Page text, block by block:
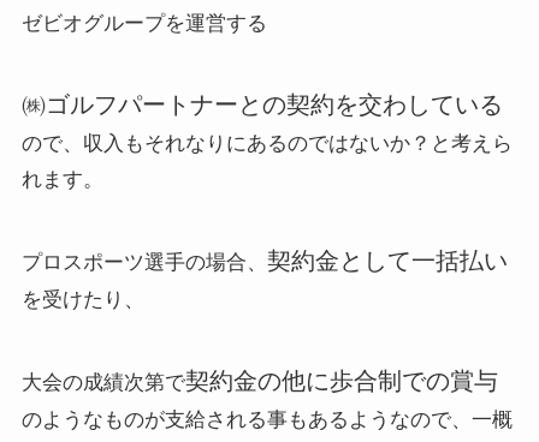
ゼビオグループを運営する
㈱ゴルフパートナーとの契約を交わしている
ので、収入もそれなりにあるのではないか？と考えら
れます。
プロスポーツ選手の場合、 契約金として一括払い
を受けたり、
大会の成績次第で契約金の他に歩合制での賞与
のようなものが支給される事もあるようなので、一概